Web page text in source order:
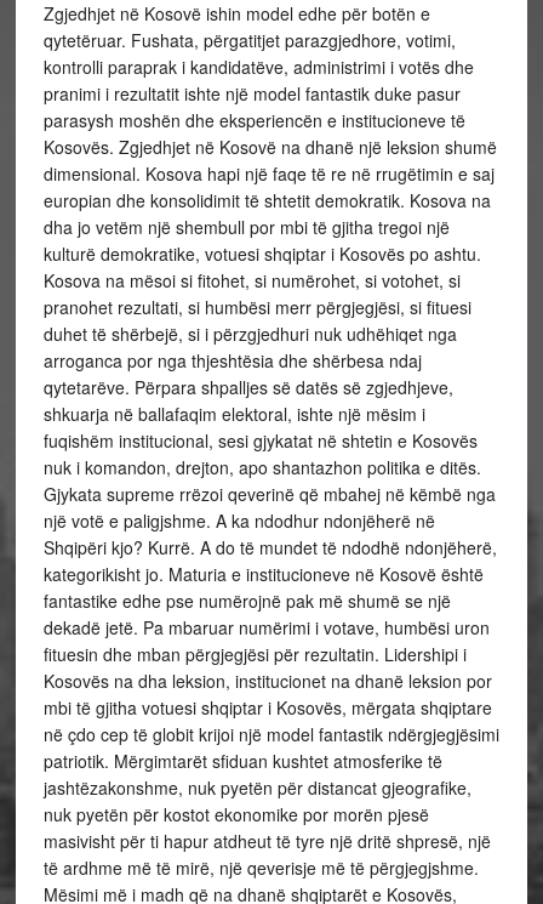
Zgjedhjet në Kosovë ishin model edhe për botën e
qytetëruar. Fushata, përgatitjet parazgjedhore, votimi,
kontrolli paraprak i kandidatëve, administrimi i votës dhe
pranimi i rezultatit ishte një model fantastik duke pasur
parasysh moshën dhe eksperiencën e institucioneve të
Kosovës. Zgjedhjet në Kosovë na dhanë një leksion shumë
dimensional. Kosova hapi një faqe të re në rrugëtimin e saj
europian dhe konsolidimit të shtetit demokratik. Kosova na
dha jo vetëm një shembull por mbi të gjitha tregoi një
kulturë demokratike, votuesi shqiptar i Kosovës po ashtu.
Kosova na mësoi si fitohet, si numërohet, si votohet, si
pranohet rezultati, si humbësi merr përgjegjësi, si fituesi
duhet të shërbejë, si i përzgjedhuri nuk udhëhiqet nga
arroganca por nga thjeshtësia dhe shërbesa ndaj
qytetarëve. Përpara shpalljes së datës së zgjedhjeve,
shkuarja në ballafaqim elektoral, ishte një mësim i
fuqishëm institucional, sesi gjykatat në shtetin e Kosovës
nuk i komandon, drejton, apo shantazhon politika e ditës.
Gjykata supreme rrëzoi qeverinë që mbahej në këmbë nga
një votë e paligjshme. A ka ndodhur ndonjëherë në
Shqipëri kjo? Kurrë. A do të mundet të ndodhë ndonjëherë,
kategorikisht jo. Maturia e institucioneve në Kosovë është
fantastike edhe pse numërojnë pak më shumë se një
dekadë jetë. Pa mbaruar numërimi i votave, humbësi uron
fituesin dhe mban përgjegjësi për rezultatin. Lidershipi i
Kosovës na dha leksion, institucionet na dhanë leksion por
mbi të gjitha votuesi shqiptar i Kosovës, mërgata shqiptare
në çdo cep të globit krijoi një model fantastik ndërgjegjësimi
patriotik. Mërgimtarët sfiduan kushtet atmosferike të
jashtëzakonshme, nuk pyetën për distancat gjeografike,
nuk pyetën për kostot ekonomike por morën pjesë
masivisht për ti hapur atdheut të tyre një dritë shpresë, një
të ardhme më të mirë, një qeverisje më të përgjegjshme.
Mësimi më i madh që na dhanë shqiptarët e Kosovës,